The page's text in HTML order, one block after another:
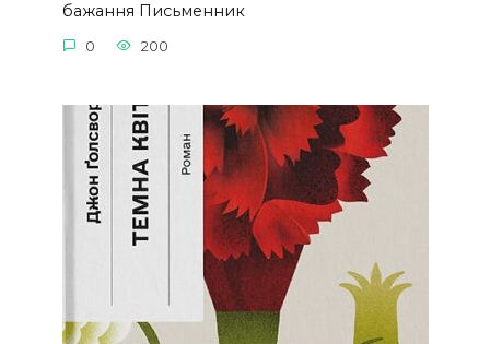
бажання Письменник
0 200